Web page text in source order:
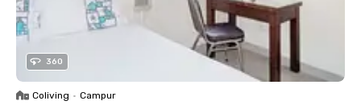
360
Coliving • Campur